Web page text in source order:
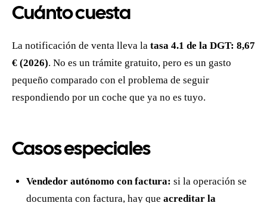
Cuánto cuesta
La notificación de venta lleva la tasa 4.1 de la DGT: 8,67
€ (2026). No es un trámite gratuito, pero es un gasto
pequeño comparado con el problema de seguir
respondiendo por un coche que ya no es tuyo.
Casos especiales
Vendedor autónomo con factura: si la operación se
documenta con factura, hay que acreditar la